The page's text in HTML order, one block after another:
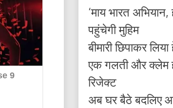
‘माय भारत
पहुंचेगी मुहिम
बीमारी छिपाकर
एक गलती और क्लेम
रिजेक्ट
अब घर बैठे बदलिए